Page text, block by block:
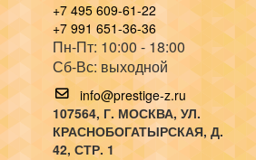
+7 495 609-61-22
+7 991 651-36-36
Пн-Пт: 10:00 - 18:00
Сб-Вс: выходной
info@prestige-z.ru
107564, Г. МОСКВА, УЛ.
КРАСНОБОГАТЫРСКАЯ, Д.
42, СТР. 1